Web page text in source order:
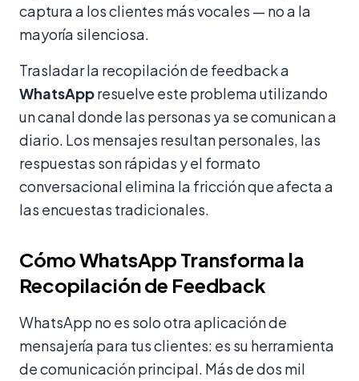
captura a los clientes más vocales — no a la
mayoría silenciosa.
Trasladar la recopilación de feedback a
WhatsAppresuelve este problema utilizando
un canal donde las personas ya se comunican a
diario. Los mensajes resultan personales, las
respuestas son rápidas y el formato
conversacional elimina la fricción que afecta a
las encuestas tradicionales.
Cómo WhatsApp Transforma la
Recopilación de Feedback
WhatsApp no es solo otra aplicación de
mensajería para tus clientes: es su herramienta
de comunicación principal. Más de dos mil